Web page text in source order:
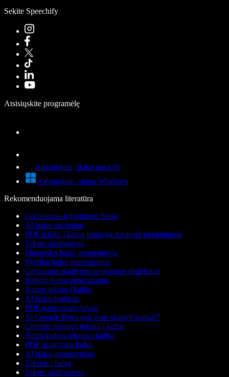
Sekite Speechify
Atsisiųskite programėlę
Atsisiųskite, skirta macOS
Atsisiųskite, skirta Windows
Rekomenduojama literatūra
Diktavimas ir įvedimas balsu
AI balso asistentas
PDF teksto į kalbą funkcija Android įrenginiuose
Teksto skaitytuvas
Moteriško balso generatorius
Vyriško balso generatorius
Geriausios skaitymo programos disleksijai
Roboto balso generatorius
Anime teksto į kalbą
AI balso keitiklis
PDF garso skaitytuvas
Ar Google Docs gali man skaityti garsiai?
Chrome plėtinys tekstui į kalbą
Hindi kalbos tekstas į kalbą
PDF skaitymas balsu
AI balsų generavimas
Tekstas į balsą
Teksto skaitytuvas